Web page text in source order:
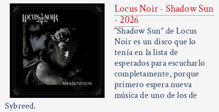
Locus Noir - Shadow Sun
- 2026
“Shadow Sun” de Locus
Noir es un disco que lo
tenía en la lista de
esperados para escucharlo
completamente, porque
primero espera nueva
música de uno de los de
Sybreed.